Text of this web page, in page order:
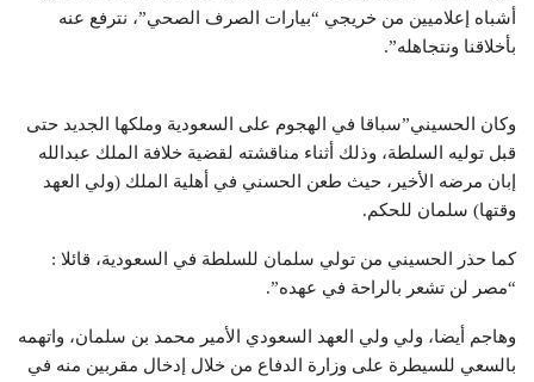
أشباه إعلاميين من خريجي “بيارات الصرف الصحي”، نترفع عنه
بأخلاقنا ونتجاهله”.
وكان الحسيني”سباقا في الهجوم على السعودية وملكها الجديد حتى
قبل توليه السلطة، وذلك أثناء مناقشته لقضية خلافة الملك عبدالله
إبان مرضه الأخير، حيث طعن الحسني في أهلية الملك (ولي العهد
وقتها) سلمان للحكم.
كما حذر الحسيني من تولي سلمان للسلطة في السعودية، قائلا :
“مصر لن تشعر بالراحة في عهده”.
وهاجم أيضا، ولي ولي العهد السعودي الأمير محمد بن سلمان، واتهمه
بالسعي للسيطرة على وزارة الدفاع من خلال إدخال مقربين منه في